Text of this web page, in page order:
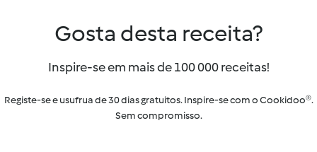
Gosta desta receita?
Inspire-se em mais de 100 000 receitas!
Registe-se e usufrua de 30 dias gratuitos. Inspire-se com o Cookidoo®.
Sem compromisso.